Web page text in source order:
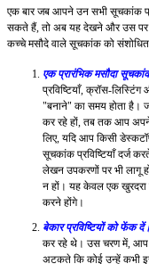
एक बार जब आपने उन सभी सूचकांक
सकते हैं, तो अब यह देखने और उस पर
कच्चे मसौदे वाले सूचकांक को
एक प्रारंभिक मसौदा
प्रविष्टियाँ, क्रॉस-
"बनाने" का समय होता है।
कर रहे हों, तब तक आप
लिए, यदि आप किसी
सूचकांक प्रविष्टियाँ दर्ज
लेखन उपकरणों पर भी लागू
न हों। यह केवल एक
करने होंगे।
बेकार प्रविष्टियों को फेंक
कर रहे थे। उस चरण में, आप
अटकते कि कोई उन्हें कभी